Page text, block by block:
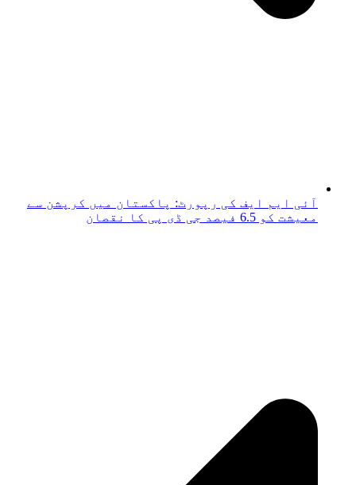
آئی ایم ایف کی رپورٹ: پاکستان میں کرپشن سے
معیشت کو 6.5 فیصد جی ڈی پی کا نقصان